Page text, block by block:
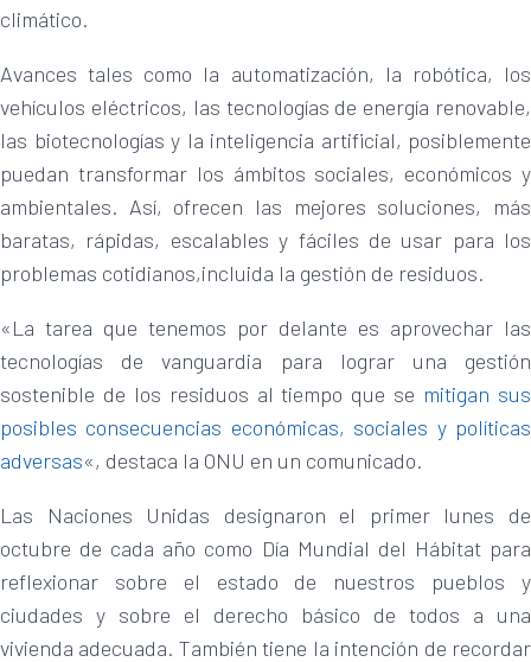
climático.
Avances tales como la automatización, la robótica, los
vehículos eléctricos, las tecnologías de energía renovable,
las biotecnologías y la inteligencia artificial, posiblemente
puedan transformar los ámbitos sociales, económicos y
ambientales. Así, ofrecen las mejores soluciones, más
baratas, rápidas, escalables y fáciles de usar para los
problemas cotidianos,incluida la gestión de residuos.
«La tarea que tenemos por delante es aprovechar las
tecnologías de vanguardia para lograr una gestión
sostenible de los residuos al tiempo que se mitigan sus
posibles consecuencias económicas, sociales y políticas
adversas«, destaca la ONU en un comunicado.
Las Naciones Unidas designaron el primer lunes de
octubre de cada año como Día Mundial del Hábitat para
reflexionar sobre el estado de nuestros pueblos y
ciudades y sobre el derecho básico de todos a una
vivienda adecuada. También tiene la intención de recordar